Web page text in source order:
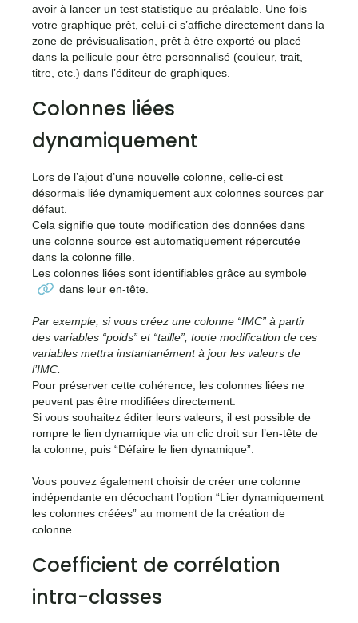
avoir à lancer un test statistique au préalable. Une fois
votre graphique prêt, celui-ci s’affiche directement dans la
zone de prévisualisation, prêt à être exporté ou placé
dans la pellicule pour être personnalisé (couleur, trait,
titre, etc.) dans l’éditeur de graphiques.
Colonnes liées
dynamiquement
Lors de l’ajout d’une nouvelle colonne, celle-ci est
désormais liée dynamiquement aux colonnes sources par
défaut.
Cela signifie que toute modification des données dans
une colonne source est automatiquement répercutée
dans la colonne fille.
Les colonnes liées sont identifiables grâce au symbole
dans leur en-tête.
Par exemple, si vous créez une colonne “IMC” à partir
des variables “poids” et “taille”, toute modification de ces
variables mettra instantanément à jour les valeurs de
l’IMC.
Pour préserver cette cohérence, les colonnes liées ne
peuvent pas être modifiées directement.
Si vous souhaitez éditer leurs valeurs, il est possible de
rompre le lien dynamique via un clic droit sur l’en-tête de
la colonne, puis “Défaire le lien dynamique”.
Vous pouvez également choisir de créer une colonne
indépendante en décochant l’option “Lier dynamiquement
les colonnes créées” au moment de la création de
colonne.
Coefficient de corrélation
intra-classes